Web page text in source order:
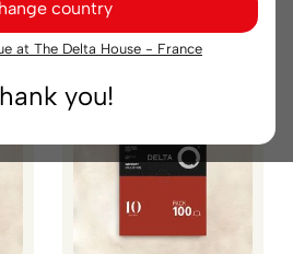
country
at The Delta House - France
you!
Filtre